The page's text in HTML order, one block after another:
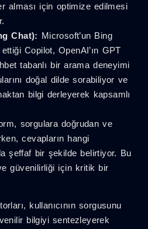
alması için optimize edilmesi
Chat): Microsoft’un Bing
Copilot, OpenAI’ın GPT
tabanlı bir arama deneyimi
doğal dilde sorabiliyor ve
bilgi derleyerek kapsamlı
sorgulara doğrudan ve
cevapların hangi
şeffaf bir şekilde belirtiyor. Bu
güvenilirliği için kritik bir
kullanıcının sorgusunu
bilgiyi sentezleyerek